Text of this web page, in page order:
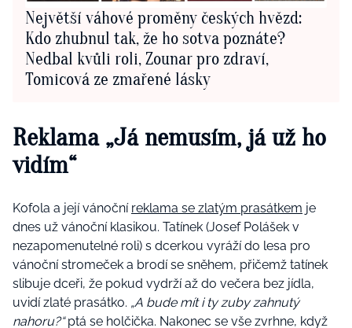
Největší váhové proměny českých hvězd:
Kdo zhubnul tak, že ho sotva poznáte?
Nedbal kvůli roli, Zounar pro zdraví,
Tomicová ze zmařené lásky
Reklama „Já nemusím, já už ho
vidím“
Kofola a její vánoční reklama se zlatým prasátkem je
dnes už vánoční klasikou. Tatínek (Josef Polášek v
nezapomenutelné roli) s dcerkou vyráží do lesa pro
vánoční stromeček a brodí se sněhem, přičemž tatínek
slibuje dceři, že pokud vydrží až do večera bez jídla,
uvidí zlaté prasátko. „A bude mít i ty zuby zahnutý
nahoru?“ptá se holčička. Nakonec se vše zvrhne, když